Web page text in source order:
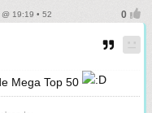
19:19 • 52
Mega Top 50